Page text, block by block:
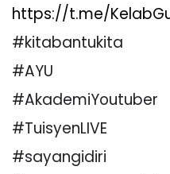
https://t.me/
#kitabantukita
#AYU
#AkademiYoutuber
#TuisyenLIVE
#sayangidiri